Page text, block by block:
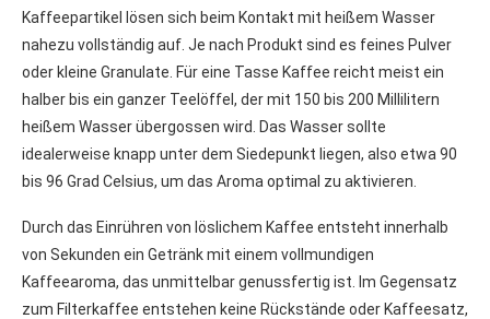
Kaffeepartikel lösen sich beim Kontakt mit heißem Wasser
nahezu vollständig auf. Je nach Produkt sind es feines Pulver
oder kleine Granulate. Für eine Tasse Kaffee reicht meist ein
halber bis ein ganzer Teelöffel, der mit 150 bis 200 Millilitern
heißem Wasser übergossen wird. Das Wasser sollte
idealerweise knapp unter dem Siedepunkt liegen, also etwa 90
bis 96 Grad Celsius, um das Aroma optimal zu aktivieren.
Durch das Einrühren von löslichem Kaffee entsteht innerhalb
von Sekunden ein Getränk mit einem vollmundigen
Kaffeearoma, das unmittelbar genussfertig ist. Im Gegensatz
zum Filterkaffee entstehen keine Rückstände oder Kaffeesatz,